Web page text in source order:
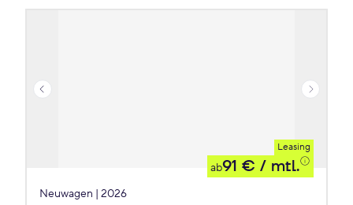
Leasing
ab91 € / mtl.
Neuwagen | 2026